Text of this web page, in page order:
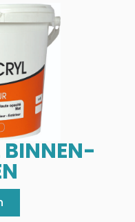
BINNEN-